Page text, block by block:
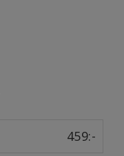
459:-